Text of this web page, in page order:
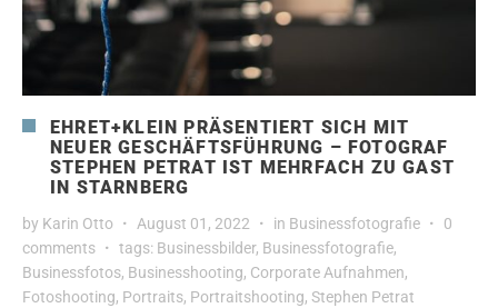
EHRET+KLEIN PRÄSENTIERT SICH MIT
NEUER GESCHÄFTSFÜHRUNG – FOTOGRAF
STEPHEN PETRAT IST MEHRFACH ZU GAST
IN STARNBERG
by Karin Otto August 01, 2022 in Businessfotografie
0
comments
tags: Businessbilder, Businessfotografie,
Businessfotos, Businesshooting, Corporate Aufnahmen,
Fotoshooting, Portraits, Portraitshooting, Stephen Petrat